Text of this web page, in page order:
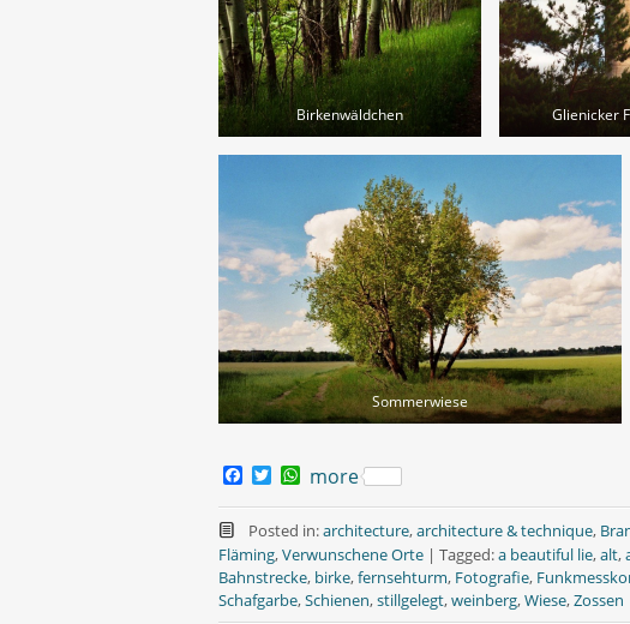
Birkenwäldchen Glienicker
Sommerwiese
a
c
e
b
o
o
k
T
w
i
t
t
e
r
W
a
t
s
A
p
p
more
Posted in:architecture,architecture & technique,
Fläming,Verwunschene Orte | Tagged:a beautiful lie,alt,
Bahnstrecke, birke,fernsehturm, Fotografie,
Schafgarbe,Schienen,stillgelegt,weinberg,Wiese,Zossen